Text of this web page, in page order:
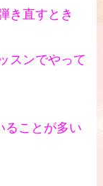
き直すとき
スンでやって
ることが多い